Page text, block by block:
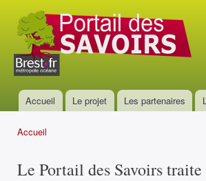
Portail
des
savoirs
Menu principal
Accueil Le projet Les partenaires
Accueil
Le Portail des Savoirs